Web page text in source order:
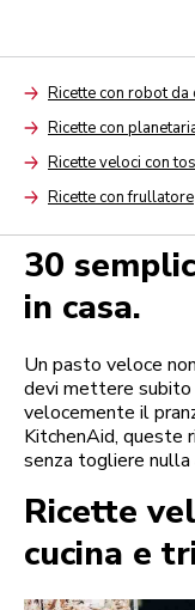
ArrowRicette con robot da
ArrowRicette con
ArrowRicette veloci con
ArrowRicette con frullatore
30
in casa.
Un pasto veloce
devi mettere subito
velocemente il
KitchenAid, queste
senza togliere
Ricette
cucina e